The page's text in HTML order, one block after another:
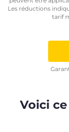
Les réductions
tarif
Voici